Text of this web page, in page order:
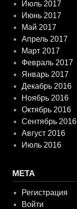
Июль 2017
Июнь 2017
Май 2017
Апрель 2017
Март 2017
Февраль 2017
Январь 2017
Декабрь 2016
Ноябрь 2016
Октябрь 2016
Сентябрь 2016
Август 2016
Июль 2016
МЕТА
Регистрация
Войти